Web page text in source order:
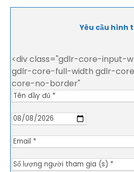
Yêu cầu hình
<div class="gdlr-core-input-
gdlr-core-full-width gdlr-
core-no-border"